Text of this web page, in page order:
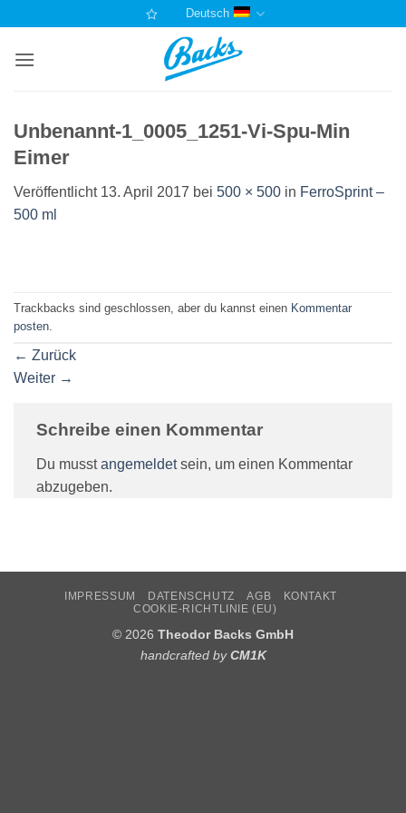
springen
Deutsch
Unbenannt-1_0005_1251-Vi-Spu-Min
Eimer
Veröffentlicht 13. April 2017 bei 500 × 500 in FerroSprint –
500 ml
Trackbacks sind geschlossen, aber du kannst einen Kommentar
posten
← Zurück
Weiter →
Schreibe einen Kommentar
Du musstangemeldetsein, um einen Kommentar
abzugeben.
IMPRESSUM DATENSCHUTZ AGB
KONTAKT
COOKIE-RICHTLINIE (EU)
© 2026 Theodor Backs GmbH
handcrafted byCM1K